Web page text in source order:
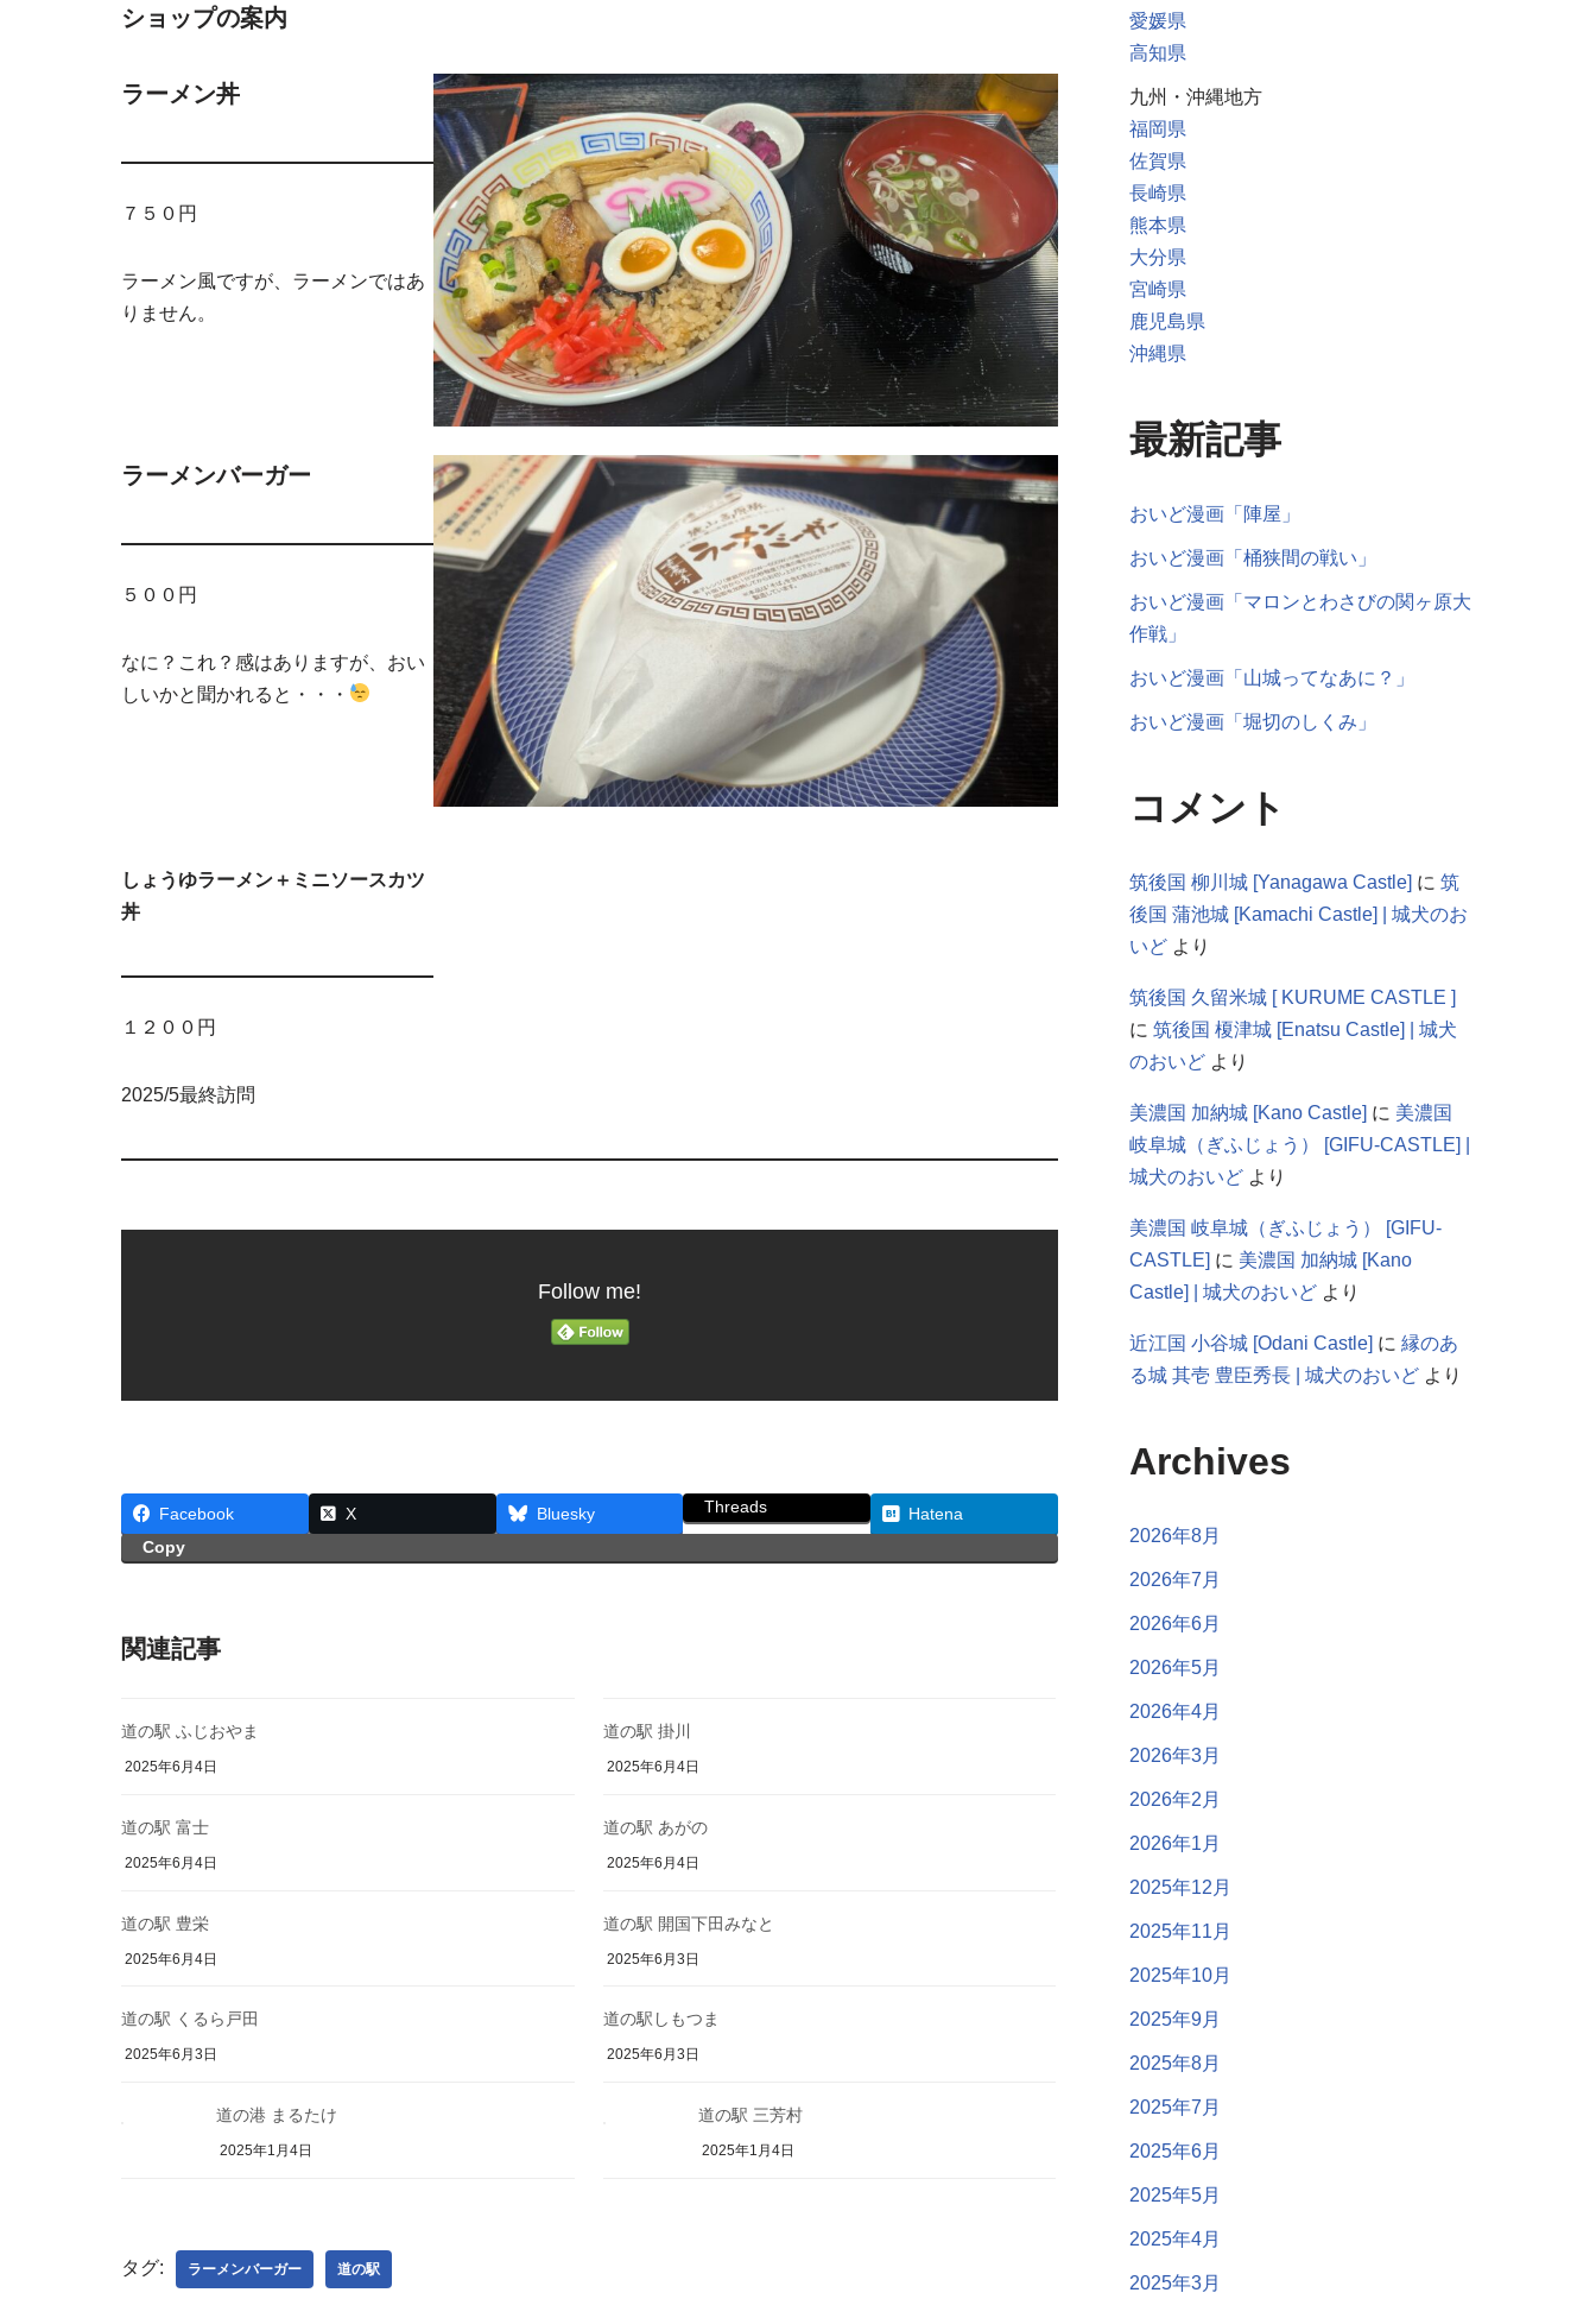
ショップの案内
ラーメン丼
７５０円
ラーメン風ですが、ラーメンではあ
りません。
ラーメンバーガー
５００円
なに？これ？感はありますが、おい
しいかと聞かれると・・・
しょうゆラーメン＋ミニソースカツ
丼
１２００円
2025/5最終訪問
Follow me!
Facebook X Bluesky Threads
Hatena
Copy
関連記事
道の駅 ふじおやま
2025年6月4日
道の駅 掛川
2025年6月4日
道の駅 富士
2025年6月4日
道の駅 あがの
2025年6月4日
道の駅 豊栄
2025年6月4日
道の駅 開国下田みなと
2025年6月3日
道の駅 くるら戸田
2025年6月3日
道の駅しもつま
2025年6月3日
道の港 まるたけ
2025年1月4日
道の駅 三芳村
2025年1月4日
タグ: ラーメンバーガー 道の駅
愛媛県
高知県
九州・沖縄地方
福岡県
佐賀県
長崎県
熊本県
大分県
宮崎県
鹿児島県
沖縄県
最新記事
おいど漫画「陣屋」
おいど漫画「桶狭間の戦い」
おいど漫画「マロンとわさびの関ヶ原大
作戦」
おいど漫画「山城ってなあに？」
おいど漫画「堀切のしくみ」
コメント
筑後国 柳川城 [Yanagawa Castle] に 筑
後国 蒲池城 [Kamachi Castle] | 城犬のお
いど より
筑後国 久留米城 [ KURUME CASTLE ]
に 筑後国 榎津城 [Enatsu Castle] | 城犬
のおいど より
美濃国 加納城 [Kano Castle] に 美濃国
岐阜城（ぎふじょう） [GIFU-CASTLE] |
城犬のおいど より
美濃国 岐阜城（ぎふじょう） [GIFU-
CASTLE] に 美濃国 加納城 [Kano
Castle] | 城犬のおいど より
近江国 小谷城 [Odani Castle] に 縁のあ
る城 其壱 豊臣秀長 | 城犬のおいど より
Archives
2026年8月
2026年7月
2026年6月
2026年5月
2026年4月
2026年3月
2026年2月
2026年1月
2025年12月
2025年11月
2025年10月
2025年9月
2025年8月
2025年7月
2025年6月
2025年5月
2025年4月
2025年3月